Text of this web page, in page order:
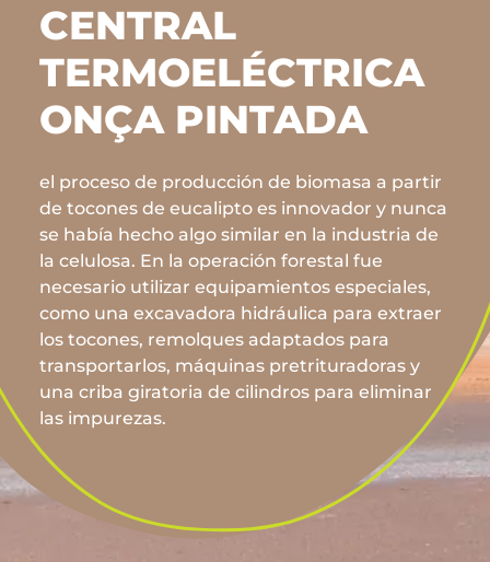
CENTRAL
TERMOELÉCTRICA
ONÇA PINTADA
el proceso de producción de biomasa a partir
de tocones de eucalipto es innovador y nunca
se había hecho algo similar en la industria de
la celulosa. En la operación forestal fue
necesario utilizar equipamientos especiales,
como una excavadora hidráulica para extraer
los tocones, remolques adaptados para
transportarlos, máquinas pretrituradoras y
una criba giratoria de cilindros para eliminar
las impurezas.